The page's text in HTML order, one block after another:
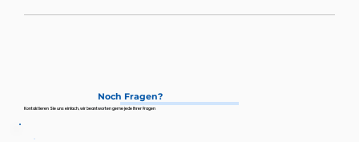
Noch Fragen?
Kontaktieren Sie uns einfach, wir beantworten gerne jede Ihrer Fragen